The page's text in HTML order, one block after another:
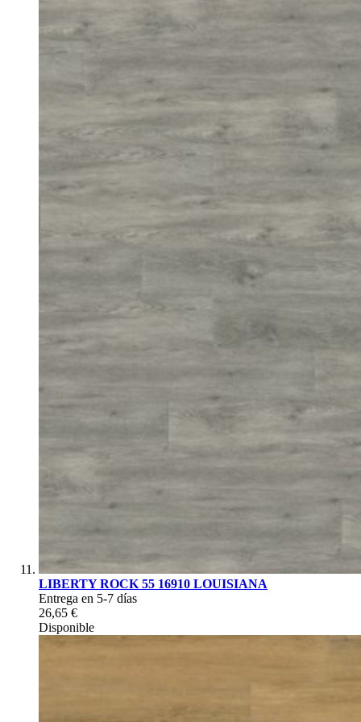
LIBERTY ROCK 55 16910 LOUISIANA
Entrega en 5-7 días
26,65 €
Disponible